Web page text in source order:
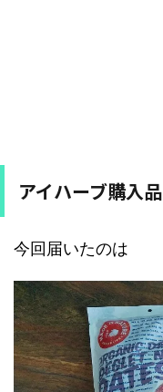
アイハーブ購入品
今回届いたのは